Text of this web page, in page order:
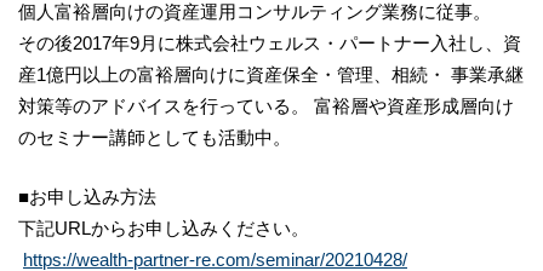
個人富裕層向けの資産運用コンサルティング業務に従事。
その後2017年9月に株式会社ウェルス・パートナー入社し、資
産1億円以上の富裕層向けに資産保全・管理、相続・ 事業承継
対策等のアドバイスを行っている。 富裕層や資産形成層向け
のセミナー講師としても活動中。
■お申し込み方法
下記URLからお申し込みください。
https://wealth-partner-re.com/seminar/20210428/